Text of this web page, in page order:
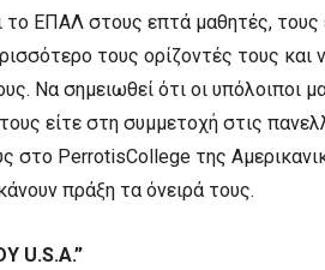
το ΕΠΑΛ στους επτά μαθητές,
τους ορίζοντές τους και
Να σημειωθεί ότι οι υπόλοιποι
είτε στη συμμετοχή στις
στο PerrotisCollege της
πράξη τα όνειρά τους.
U.S.A.”